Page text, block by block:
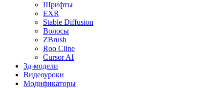
Шрифты
EXR
Stable Diffusion
Волосы
ZBrush
Roo Cline
Cursor AI
3д-модели
Видеоуроки
Модификаторы